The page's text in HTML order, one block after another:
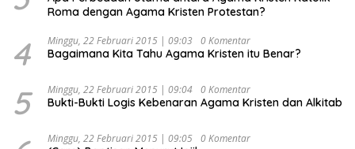
Roma dengan Agama Kristen Protestan?
4 Minggu, 22 Februari 2015 | 09:03 0 Komentar
Bagaimana Kita Tahu Agama Kristen itu Benar?
5 Minggu, 22 Februari 2015 | 09:04 0 Komentar
Bukti-Bukti Logis Kebenaran Agama Kristen dan Alkitab
Minggu, 22 Februari 2015 | 09:05 0 Komentar